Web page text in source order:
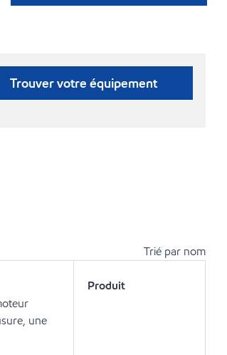
Trouver votre équipement
Trié par nom
une
Produit